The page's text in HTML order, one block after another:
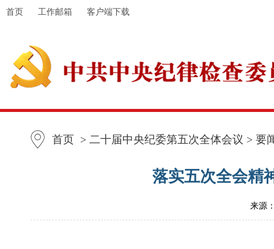
首页 工作邮箱 客户端下载
首页 > 二十届中央纪委第五次全体会议 > 要
落实五次全会精
来源